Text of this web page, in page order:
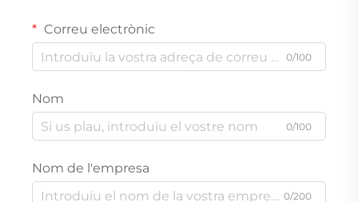
Correu electrònic
0/100
Nom
0/100
Nom de l'empresa
0/200